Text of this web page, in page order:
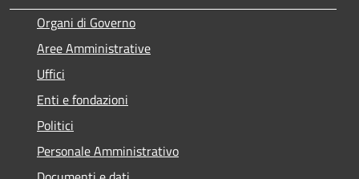
Organi di Governo
Aree Amministrative
Uffici
Enti e fondazioni
Politici
Personale Amministrativo